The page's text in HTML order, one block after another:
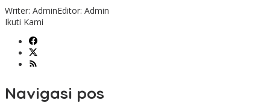
Writer: AdminEditor: Admin
Ikuti Kami
Navigasi pos